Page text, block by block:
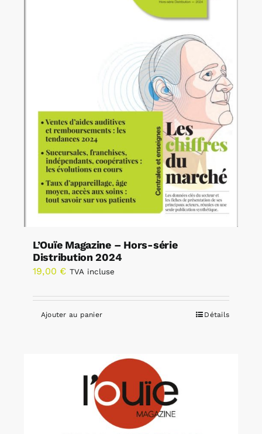
L’Ouïe Magazine – Hors-série
Distribution 2024
19,00 € TVA incluse
Ajouter au panier Détails